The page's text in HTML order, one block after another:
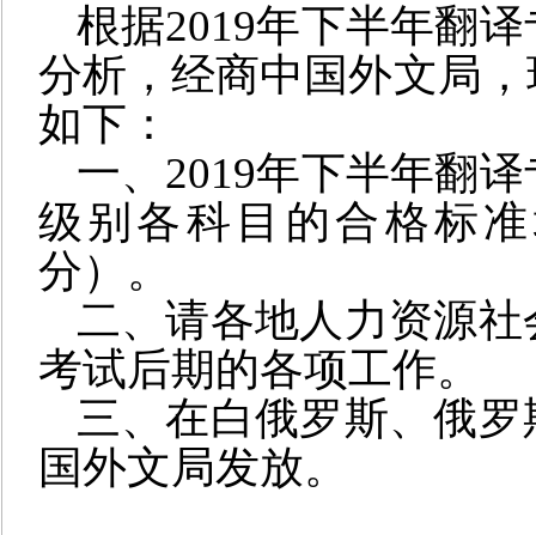
根据2019年下半年翻
分析， 经商中国外文局，
如下：
一、2019年下半年翻
级别各科目的合格标
分）。
二、请各地人力资源
考试后期的各项工作。
三、在白俄罗斯、俄
国外文局发放。